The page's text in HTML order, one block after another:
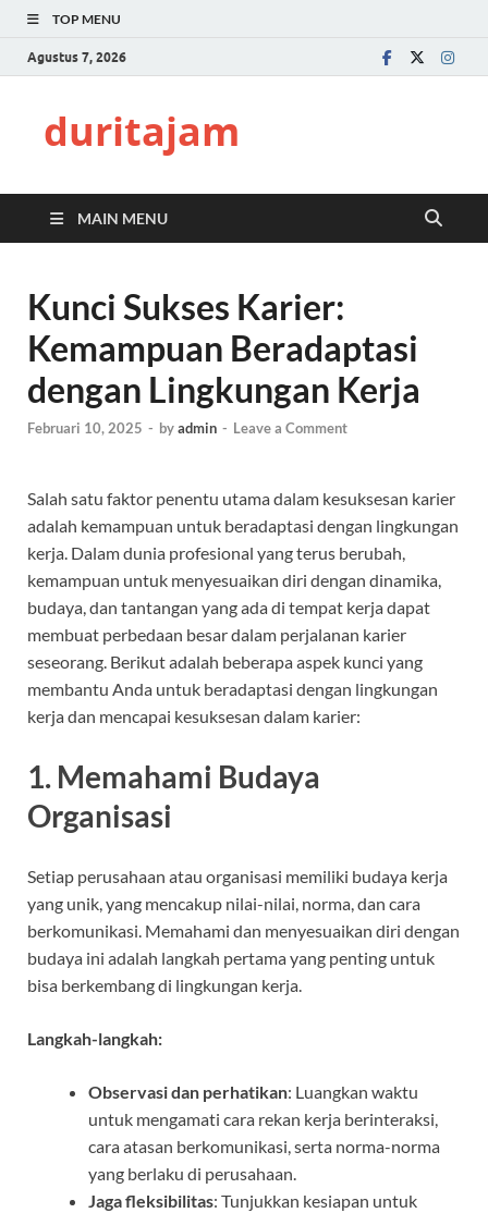
TOP MENU
Agustus 7, 2026
duritajam
MAIN MENU
Kunci Sukses Karier:
Kemampuan Beradaptasi
dengan Lingkungan Kerja
Februari 10, 2025 - byadmin - Leave a Comment
Salah satu faktor penentu utama dalam kesuksesan karier
adalah kemampuan untuk beradaptasi dengan lingkungan
kerja. Dalam dunia profesional yang terus berubah,
kemampuan untuk menyesuaikan diri dengan dinamika,
budaya, dan tantangan yang ada di tempat kerja dapat
membuat perbedaan besar dalam perjalanan karier
seseorang. Berikut adalah beberapa aspek kunci yang
membantu Anda untuk beradaptasi dengan lingkungan
kerja dan mencapai kesuksesan dalam karier:
1. Memahami Budaya
Organisasi
Setiap perusahaan atau organisasi memiliki budaya kerja
yang unik, yang mencakup nilai-nilai, norma, dan cara
berkomunikasi. Memahami dan menyesuaikan diri dengan
budaya ini adalah langkah pertama yang penting untuk
bisa berkembang di lingkungan kerja.
Langkah-langkah:
Observasi dan perhatikan: Luangkan waktu
untuk mengamati cara rekan kerja berinteraksi,
cara atasan berkomunikasi, serta norma-norma
yang berlaku di perusahaan.
Jaga fleksibilitas: Tunjukkan kesiapan untuk